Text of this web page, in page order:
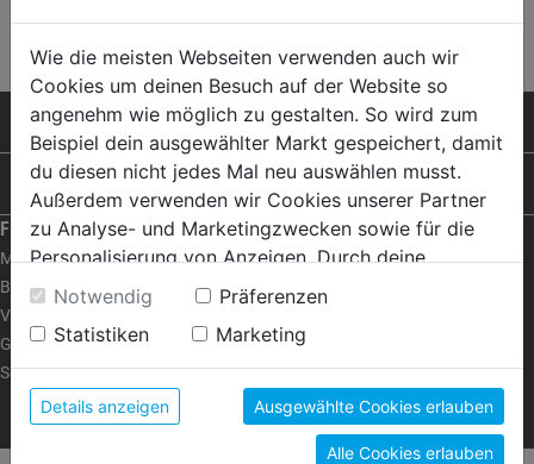
PRODUKTE
RAT & TAT
FRAGEN ZUM SHOP
Mein Konto
Bestellen | Bezahlen
Versand | Abholung
Garantie | Umtausch
Servicecenter
FRAGEN ZUM SHOP
Wie die meisten Webseiten verwenden auch wir
Cookies um deinen Besuch auf der Website so
angenehm wie möglich zu gestalten. So wird zum
Beispiel dein ausgewählter Markt gespeichert, damit
du diesen nicht jedes Mal neu auswählen musst.
Außerdem verwenden wir Cookies unserer Partner
zu Analyse- und Marketingzwecken sowie für die
Personalisierung von Anzeigen. Durch deine
Einwilligung werden die Daten von Drittanbieter,
unter anderem auch in den USA, verarbeitet.
Durch Klick auf "Alle Cookies erlauben" stimmst du
der Verwendung aller Cookies zu. Unter "Details
anzeigen" findest du alle Infos zu den
unterschiedlichen Cookies, unter "Cookies
Konfigurieren" kannst du auswählen, welche Cookies
Notwendig
Präferenzen
Statistiken
Marketing
Details anzeigen Ausgewählte Cookies erlauben
Alle Cookies erlauben